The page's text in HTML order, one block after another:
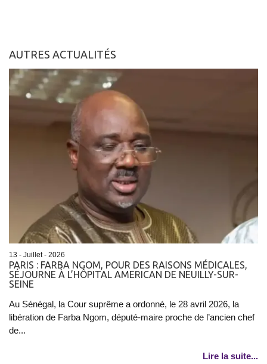
AUTRES ACTUALITÉS
13 - Juillet - 2026
PARIS : FARBA NGOM, POUR DES RAISONS MÉDICALES,
SÉJOURNE À L’HÔPITAL AMERICAN DE NEUILLY-SUR-
SEINE
Au Sénégal, la Cour suprême a ordonné, le 28 avril 2026, la
libération de Farba Ngom, député-maire proche de l’ancien chef
de...
Lire la suite...